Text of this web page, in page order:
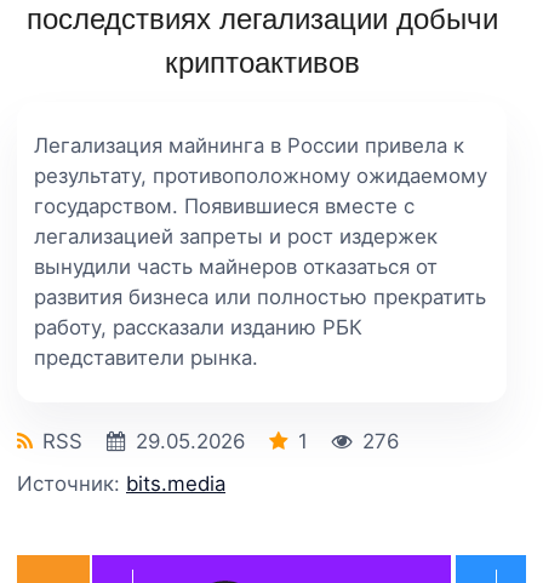
последствиях легализации добычи
криптоактивов
Легализация майнинга в России привела к
результату, противоположному ожидаемому
государством. Появившиеся вместе с
легализацией запреты и рост издержек
вынудили часть майнеров отказаться от
развития бизнеса или полностью прекратить
работу, рассказали изданию РБК
представители рынка.
RSS 29.05.2026 1
276
Источник: bits.media